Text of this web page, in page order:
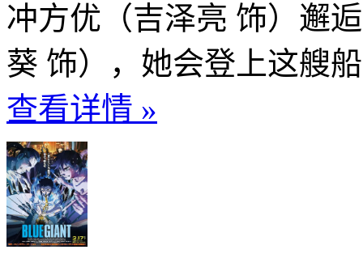
冲方优（吉泽亮 饰）邂
葵 饰），她会登上这艘
查看详情 »